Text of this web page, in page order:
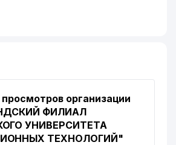
организации
ФИЛИАЛ
УНИВЕРСИТЕТА
ТЕХНОЛОГИЙ"